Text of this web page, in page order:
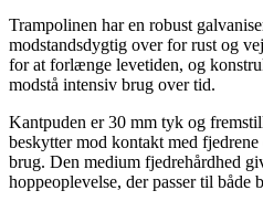
Trampolinen har en robust
modstandsdygtig over for rust og
for at forlænge levetiden, og
modstå intensiv brug over tid.
Kantpuden er 30 mm tyk og
beskytter mod kontakt med
brug. Den medium fjedrehårdhed
hoppeoplevelse, der passer til både